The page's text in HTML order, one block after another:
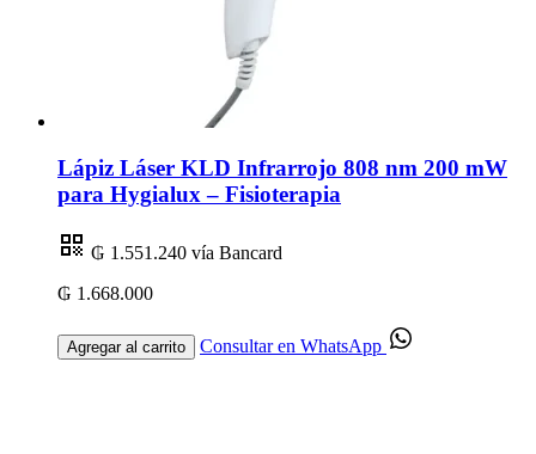
Lápiz Láser KLD Infrarrojo 808 nm 200 mW
para Hygialux – Fisioterapia
₲ 1.551.240 vía Bancard
₲ 1.668.000
Agregar al carrito Consultar en WhatsApp